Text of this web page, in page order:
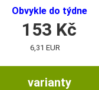
Obvykle do týdne
varianty
153 Kč
6,31 EUR